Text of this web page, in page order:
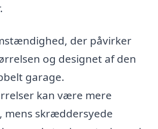
der påvirker
og designet af den
garage.
kan være mere
mens skræddersyede